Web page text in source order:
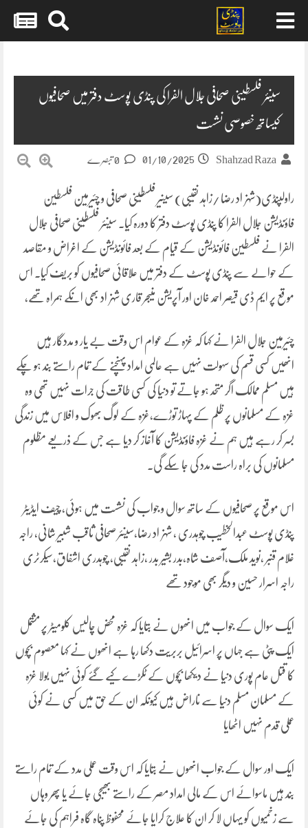
سینئر فلسطینی صحافی جلال الفرا کی پنڈی پوسٹ دفتر میں صحافیوں
کیساتھ خصوصی نشست
Shahzad Raza
01/10/2025
راولپنڈی(شہزاد رضا /زاہد نقیبی) سینیر فلسطینی صحافی و چئیرمین فلسطین
فاؤنڈیشن جلال الفرا کا پنڈی پوسٹ دفتر کا دورہ کیا. سینئر فلسطینی صحافی جلال
الفرا نے فلسطین فائونڈیشن کے قیام کے بعد فائونڈیشن کے اغراض و مقاصد
کے حوالے سے پنڈی پوسٹ کے دفتر میں علاقائی صحافیوں کو بریف کیا۔ اس
موقع پر ایم ڈی قیصر احمد خان اور آپریشن منیجر قاری شہزاد بھی انکے ہمراہ تھے،
چئیرمین جلال الفرا نے کہا کہ غزہ کے عوام اس وقت بے یار و مددگار ہیں
انھیں کسی قسم کی سہولت نہیں ہے عالمی امداد پہنچنے کے تمام راستے بند ہو چکے
ہیں مسلم ممالک اگر متحد ہو جاتے تو دنیا کی کسی طاقت کی جرات نہیں تھی وہ
غزہ کے مسلمانوں پر ظلم کے پہاڑ توڑے،غزہ کے لوگ بھوک و افلاس میں زندگی
بسر کر رہے ہیں ہم نے غزہ فاؤنڈیشن کا آغاز کر دیا ہے جس کے ذریعے مظلوم
مسلمانوں کی براہ راست مدد کی جا سکے گی.
اس موقع پر صحافیوں کے ساتھ سوال و جواب کی نشست میں ہوئی، چیف ایڈیٹر
پنڈی پوسٹ عبدالخطیب چوہدری ، شہزاد رضا،سینئر صحافی ثاقب شبیر شانی، راجہ
غلام قنبر ،نوید ملک،آصف شاہ،بدر بشیر بدر ،زاہد نقیبی، چوہدری اشفاق،سیکرٹری
راجہ اسرار حسین و دیگر بھی موجود تھے
ایک سوال کے جواب میں انھوں نے بتایا کہ غزہ محض چالیس کلومیٹر پر مشتمل
ایک پٹی ہے جہاں پر اسرائیل بربریت دکھا رہا ہے انھوں نے کہا معصوم بچوں
کا قتل عام پوری دنیا نے دیکھا بچوں کے ٹکڑے کیے گئے کوئی نہیں بولا غزہ
کے مسلمان مسلم دنیا سے ناراض ہیں کیونکہ ان کے حق میں کسی نے کوئی
عملی قدم نہیں اٹھایا
ایک اور سوال کے جواب انھوں نے بتایا کہ اس وقت عملی مدد کے تمام راستے
بند ہیں ماسوائے اس کے مالی امداد مصر کے راستے بھیجی جائے یا پھر وہاں
سے زخمیوں کو یہاں لا کر ان کا علاج کرایا جائے محفوظ پناہ گاہ فراہم کی جائے